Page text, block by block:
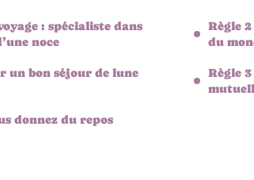
: spécialiste dans
noce
un bon séjour de lune
donnez du repos
Règle
du
Règle